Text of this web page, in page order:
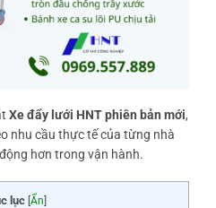
Xe đẩy lưới HNT phiên bản mới,
nhu cầu thực tế của từng nhà
hơn trong vận hành.
lục [Ẩn]